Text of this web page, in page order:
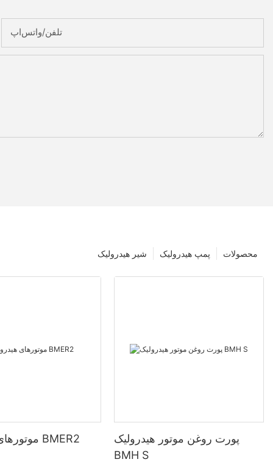
تلفن/واتس‌اپ
محصولات پمپ هیدرولیک شیر هیدرولیک
موتورهای هیدرولیک BMER2
پورت روغن موتور هیدرولیک
BMH S